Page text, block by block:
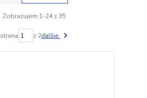
Zobrazujem 1-24 z 35
strana z 2ďalšie